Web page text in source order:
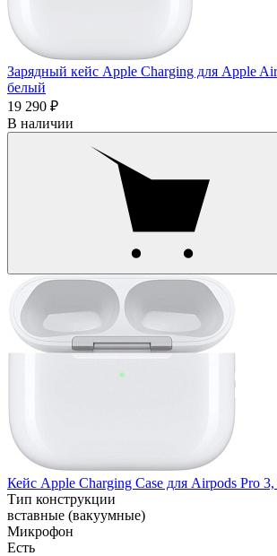
Зарядный кейс Apple Charging для Apple
белый
19 290 ₽
В наличии
Кейс Apple Charging Case для Airpods Pro
Тип конструкции
вставные (вакуумные)
Микрофон
Есть